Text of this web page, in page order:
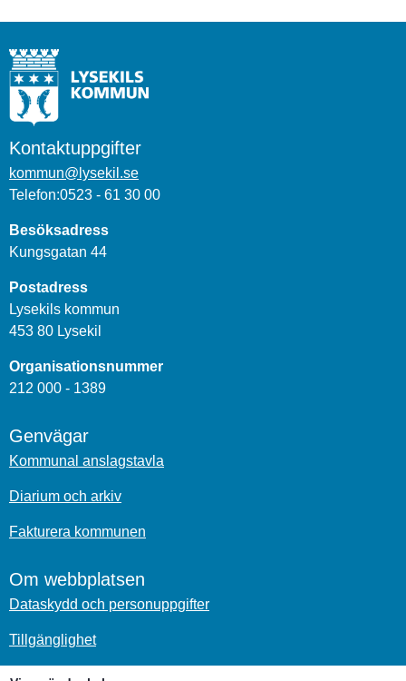
Kontaktuppgifter
kommun@lysekil.se
Telefon:0523 - 61 30 00
Besöksadress
Kungsgatan 44
Postadress
Lysekils kommun
453 80 Lysekil
Organisationsnummer
212 000 - 1389
Genvägar
Kommunal anslagstavla
Diarium och arkiv
Fakturera kommunen
Om webbplatsen
Dataskydd och personuppgifter
Tillgänglighet
Om kakor